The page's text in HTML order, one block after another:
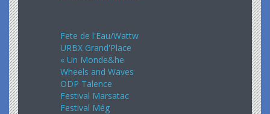
Fete de l'Eau/Wattw
URBX Grand'Place
« Un Monde&he
Wheels and Waves
ODP Talence
Festival Marsatac
Festival Még